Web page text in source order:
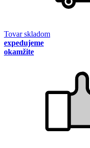
Tovar skladom
expedujeme
okamžite